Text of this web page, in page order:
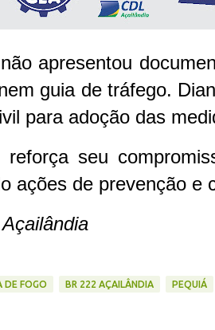
apresentou
guia de tráfego.
para adoção das
reforça seu
ações de prevenção e
DE FOGO BR 222 AÇAILÂNDIA PEQUIÁ